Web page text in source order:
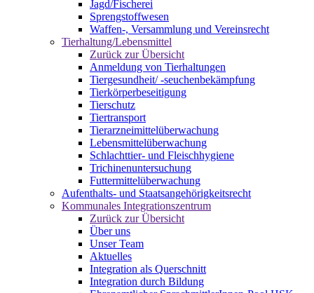
Jagd/Fischerei
Sprengstoffwesen
Waffen-, Versammlung und Vereinsrecht
Tierhaltung/Lebensmittel
Zurück zur Übersicht
Anmeldung von Tierhaltungen
Tiergesundheit/ -seuchenbekämpfung
Tierkörperbeseitigung
Tierschutz
Tiertransport
Tierarzneimittelüberwachung
Lebensmittelüberwachung
Schlachttier- und Fleischhygiene
Trichinenuntersuchung
Futtermittelüberwachung
Aufenthalts- und Staatsangehörigkeitsrecht
Kommunales Integrationszentrum
Zurück zur Übersicht
Über uns
Unser Team
Aktuelles
Integration als Querschnitt
Integration durch Bildung